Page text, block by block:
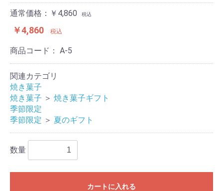
通常価格：￥4,860 税込
￥4,860 税込
商品コード： A-5
関連カテゴリ
焼き菓子
焼き菓子 ＞ 焼き菓子ギフト
季節限定
季節限定 ＞ 夏のギフト
数量
カートに入れる